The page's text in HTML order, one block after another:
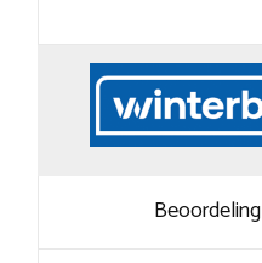
Beoordeling